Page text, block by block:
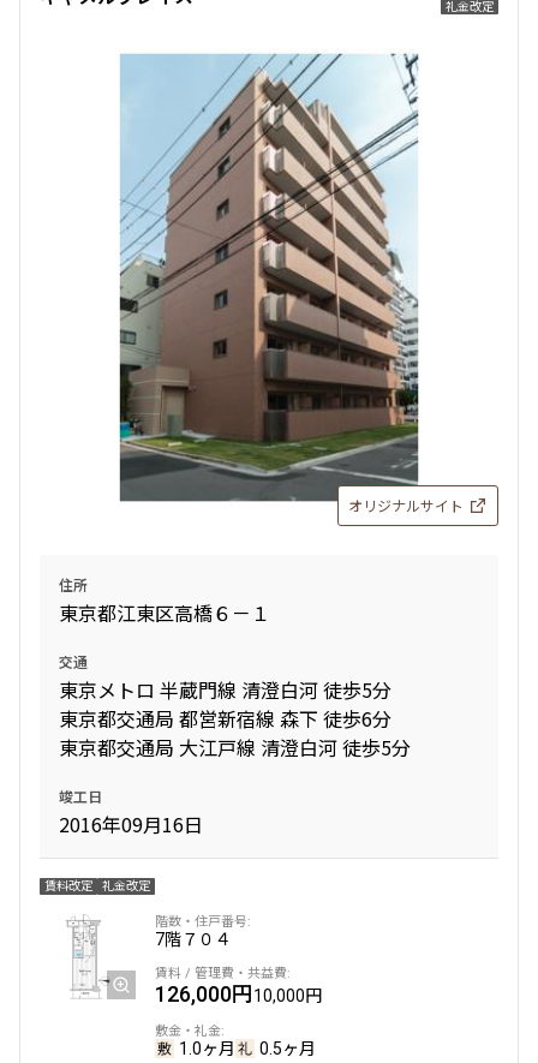
礼金改定
オリジナルサイト
住所
東京都江東区高橋６－１
交通
東京メトロ 半蔵門線 清澄白河 徒歩5分
東京都交通局 都営新宿線 森下 徒歩6分
東京都交通局 大江戸線 清澄白河 徒歩5分
竣工日
2016年09月16日
賃料改定 礼金改定
7階７０４
126,000円10,000円
1.0ヶ月 0.5ヶ月